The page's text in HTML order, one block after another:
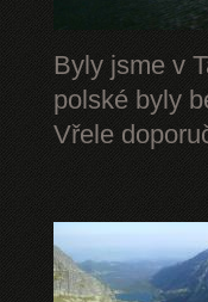
Byly jsme v
polské byly
Vřele